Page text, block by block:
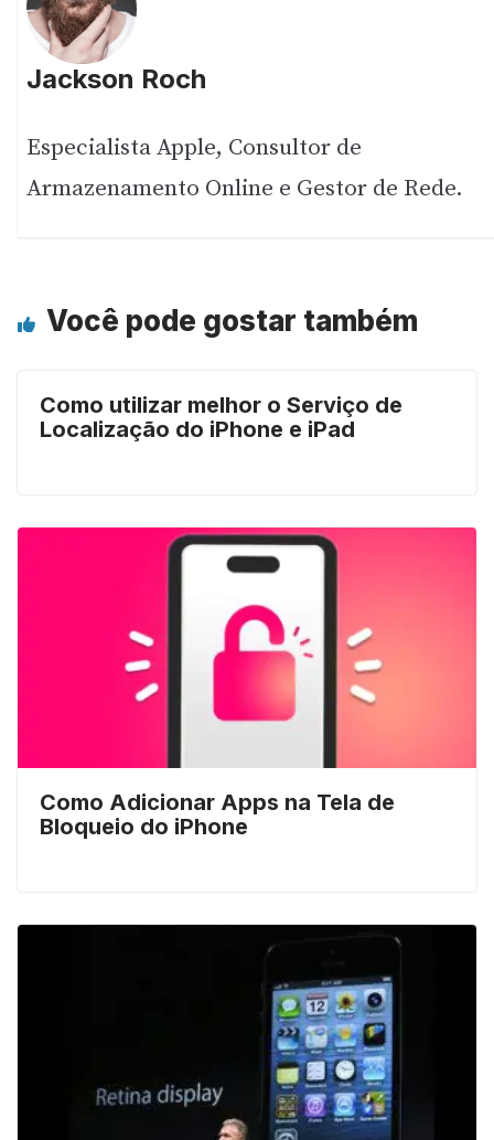
Jackson Roch
Especialista Apple, Consultor de
Armazenamento Online e Gestor de Rede.
Você pode gostar também
Como utilizar melhor o Serviço de
Localização do iPhone e iPad
Como Adicionar Apps na Tela de
Bloqueio do iPhone